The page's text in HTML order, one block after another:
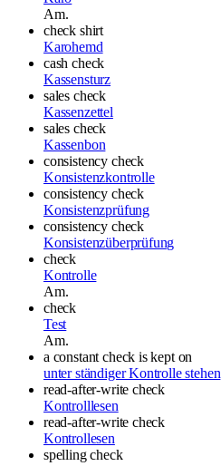
Am.
check shirt
Karohemd
cash check
Kassensturz
sales check
Kassenzettel
sales check
Kassenbon
consistency check
Konsistenzkontrolle
consistency check
Konsistenzprüfung
consistency check
Konsistenzüberprüfung
check
Kontrolle
Am.
check
Test
Am.
a constant check is kept on
unter ständiger Kontrolle stehen
read-after-write check
Kontrolllesen
read-after-write check
Kontrollesen
spelling check